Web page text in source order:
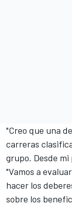
"Creo que una
carreras
grupo. Desde
"Vamos a
hacer los
sobre los